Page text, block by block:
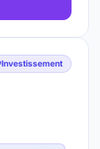
Investissement